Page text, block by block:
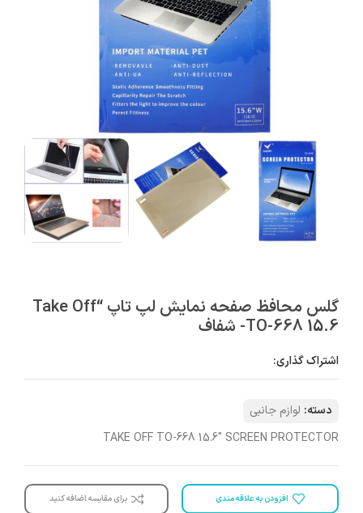
گلس محافظ صفحه نمایش لپ تاپ “Take Off
TO-668 15.6- شفاف
اشتراک گذاری:
دسته: لوازم جانبی
TAKE OFF TO-668 15.6″ SCREEN PROTECTOR
افزودن به علاقه مندی برای مقایسه اضافه کنید